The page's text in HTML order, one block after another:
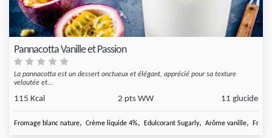
Pannacotta Vanille et Passion
La pannacotta est un dessert onctueux et élégant, apprécié pour sa texture
veloutée et...
115 Kcal 2 pts WW 11 glucide
Fromage blanc nature, Crème liquide 4%, Edulcorant Sugarly, Arôme vanille, Fruit